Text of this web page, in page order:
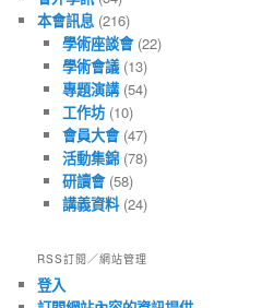
本會訊息 (216)
學術座談會(22)
學術會議(13)
專題演講(54)
工作坊(10)
會員大會(47)
活動集錦(78)
研讀會(58)
講義資料(24)
RSS訂閱／網站管理
登入